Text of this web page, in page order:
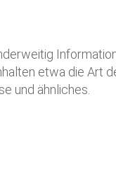
etwa die Art
und ähnliches.